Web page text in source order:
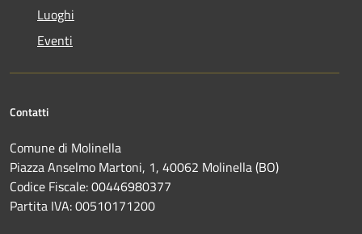
Luoghi
Eventi
Contatti
Comune di Molinella
Piazza Anselmo Martoni, 1, 40062 Molinella (BO)
Codice Fiscale: 00446980377
Partita IVA: 00510171200